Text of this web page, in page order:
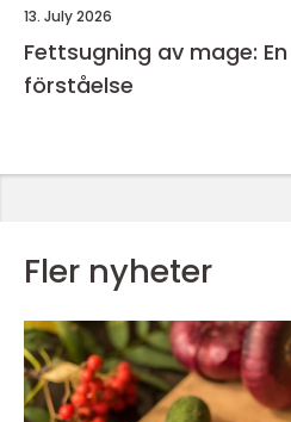
13. July 2026
Fettsugning av mage:
förståelse
Fler nyheter